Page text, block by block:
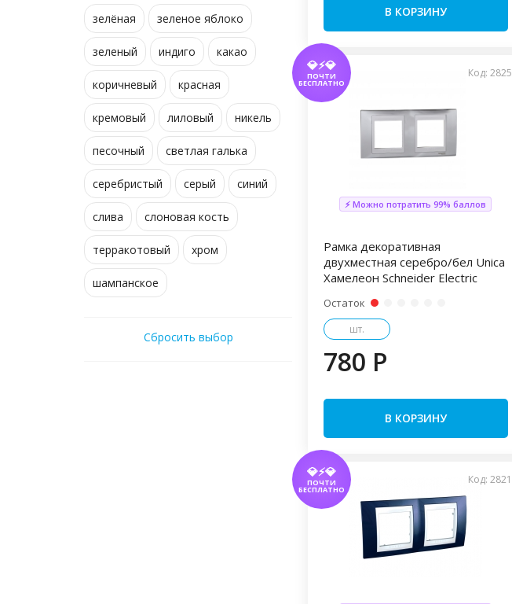
зелёная зеленое яблоко
зеленый индиго какао
коричневый красная
кремовый лиловый никель
песочный светлая галька
серебристый серый синий
слива слоновая кость
терракотовый хром
шампанское
Сбросить выбор
В КОРЗИНУ
💎⚡💎
ПОЧТИ
БЕСПЛАТНО
Код: 2825
⚡ Можно потратить 99% баллов
Рамка декоративная
двухместная серебро/бел Unica
Хамелеон Schneider Electric
Остаток
шт.
780 P
В КОРЗИНУ
💎⚡💎
ПОЧТИ
БЕСПЛАТНО
Код: 2821